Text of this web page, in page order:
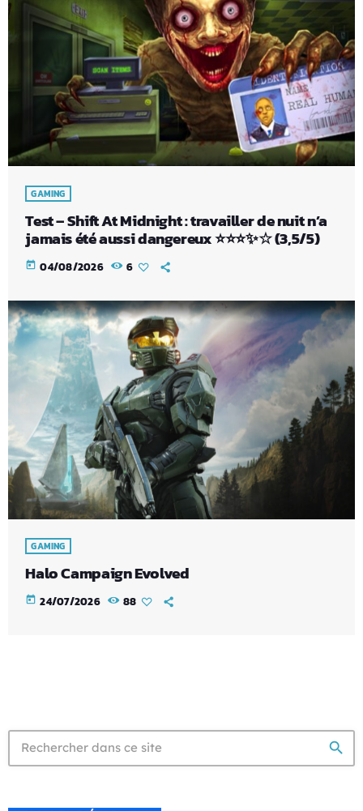
GAMING
Test – Shift At Midnight : travailler de nuit n’a
jamais été aussi dangereux ⭐⭐⭐✨☆ (3,5/5)
today 04/08/2026 6
GAMING
Halo Campaign Evolved
today 24/07/2026 88
search